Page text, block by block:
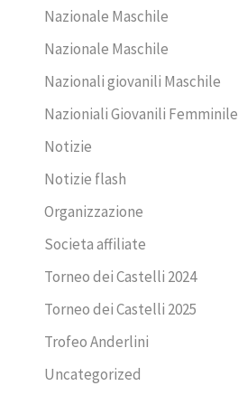
Nazionale Maschile
Nazionale Maschile
Nazionali giovanili Maschile
Nazioniali Giovanili Femminile
Notizie
Notizie flash
Organizzazione
Societa affiliate
Torneo dei Castelli 2024
Torneo dei Castelli 2025
Trofeo Anderlini
Uncategorized